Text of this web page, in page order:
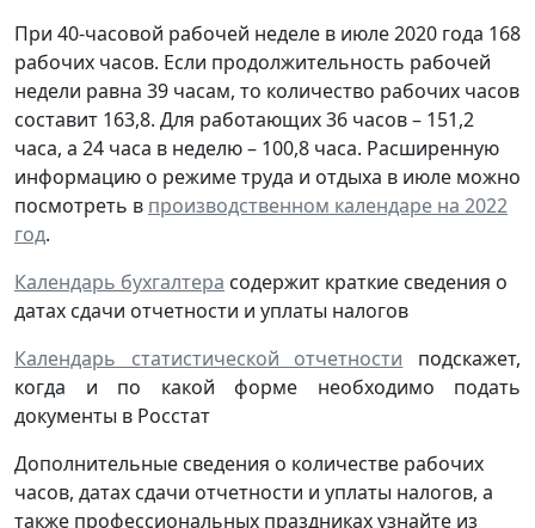
При 40-часовой рабочей неделе в июле 2020 года 168
рабочих часов. Если продолжительность рабочей
недели равна 39 часам, то количество рабочих часов
составит 163,8. Для работающих 36 часов – 151,2
часа, а 24 часа в неделю – 100,8 часа. Расширенную
информацию о режиме труда и отдыха в июле можно
посмотреть в производственном календаре на 2022
год.
Календарь бухгалтера содержит краткие сведения о
датах сдачи отчетности и уплаты налогов
Календарь статистической отчетности подскажет,
когда и по какой форме необходимо подать
документы в Росстат
Дополнительные сведения о количестве рабочих
часов, датах сдачи отчетности и уплаты налогов, а
также профессиональных праздниках узнайте из